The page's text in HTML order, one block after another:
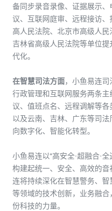
备同步录音录像、证据展示
议、 互联网庭审、远程接访、
高 人民法院、北京市高级人民
吉林省高级人民法院等单位提
代化。
在智慧司法方面，小鱼易连司
行政管理和互联网服务两条主
议、值班点名、远程调解等各
以及云南、吉林、广东等司
向数字化、智能化转型。
小鱼易连以“高安全·超融合·全
构建起统一、安全、高效的音
连将持续深化在智慧警务、智
等领域的技术创新， 业务融合
份科技的力量。